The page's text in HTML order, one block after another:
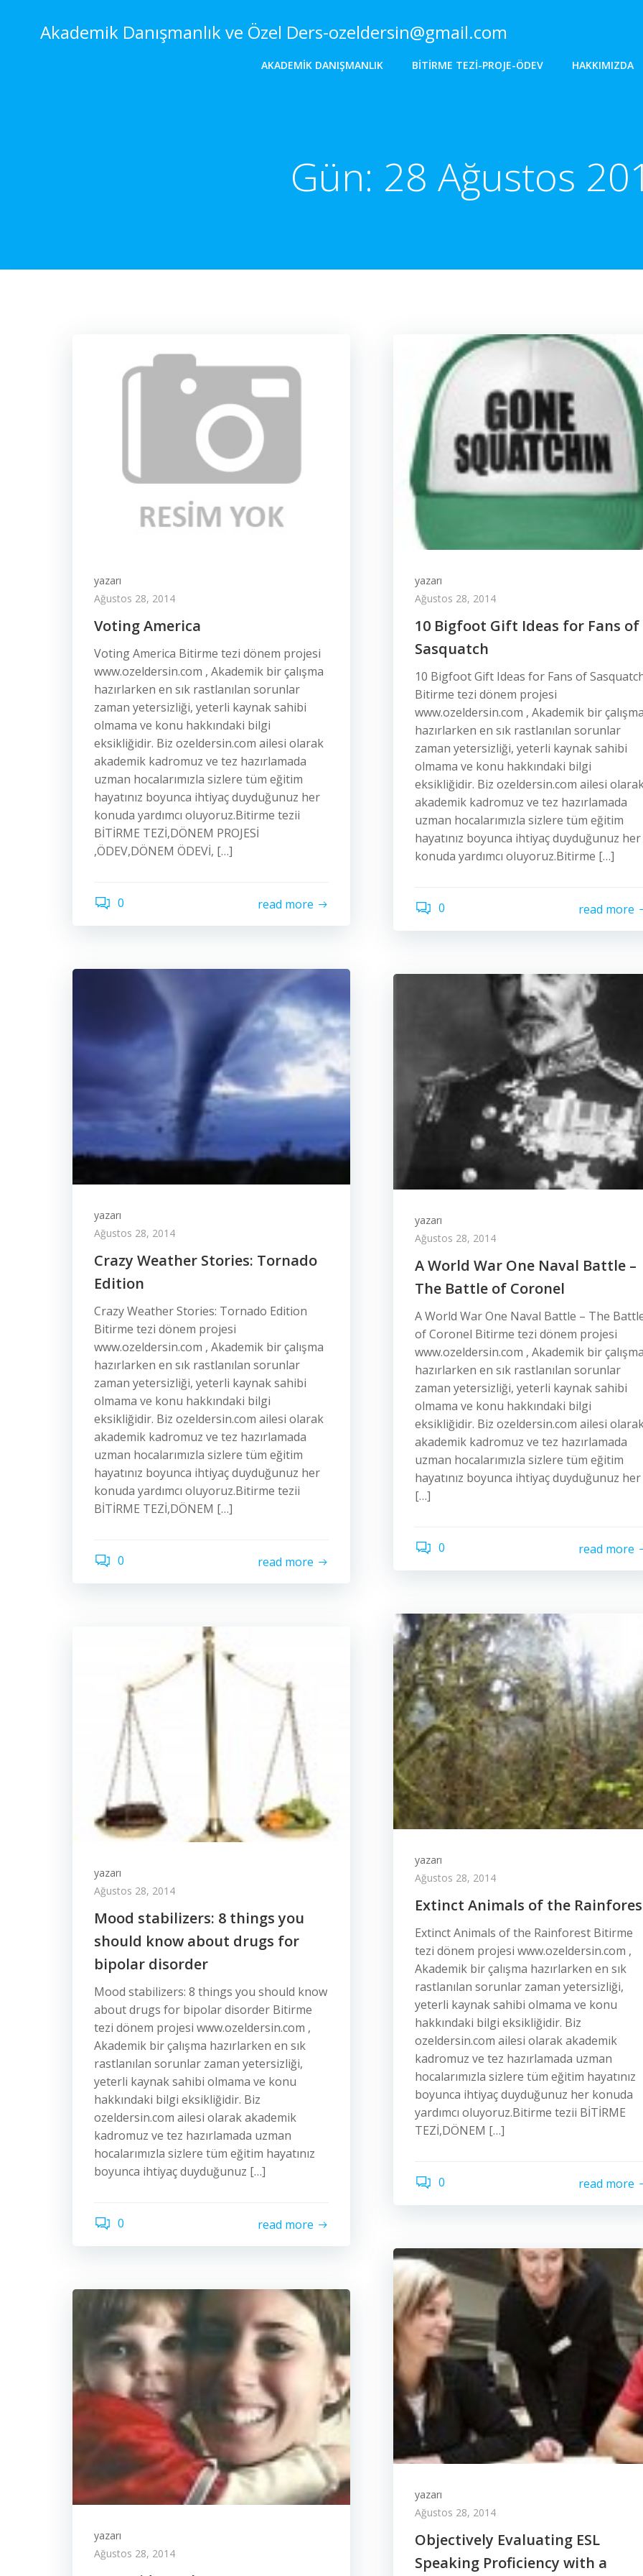
Akademik Danışmanlık ve Özel Ders-ozeldersin@gmail.com
AKADEMIK DANIŞMANLIK BITIRME TEZI-PROJE-ÖDEV HAKKIMIZDA
Gün: 28 Ağustos
yazarı
Ağustos 28, 2014
Voting America
Voting America Bitirme tezi dönem projesi
www.ozeldersin.com , Akademik bir çalışma
hazırlarken en sık rastlanılan sorunlar
zaman yetersizliği, yeterli kaynak sahibi
olmama ve konu hakkındaki bilgi
eksikliğidir. Biz ozeldersin.com ailesi olarak
akademik kadromuz ve tez hazırlamada
uzman hocalarımızla sizlere tüm eğitim
hayatınız boyunca ihtiyaç duyduğunuz her
konuda yardımcı oluyoruz.Bitirme tezii
BİTİRME TEZİ,DÖNEM PROJESİ
,ÖDEV,DÖNEM ÖDEVİ, […]
0 read more
yazarı
Ağustos 28, 2014
10 Bigfoot Gift Ideas for Fans of
Sasquatch
10 Bigfoot Gift Ideas for Fans of
Bitirme tezi dönem projesi
www.ozeldersin.com , Akademik bir
hazırlarken en sık rastlanılan sorunlar
zaman yetersizliği, yeterli kaynak sahibi
olmama ve konu hakkındaki bilgi
eksikliğidir. Biz ozeldersin.com ailesi
akademik kadromuz ve tez hazırlamada
uzman hocalarımızla sizlere tüm eğitim
hayatınız boyunca ihtiyaç duyduğunuz her
konuda yardımcı oluyoruz.Bitirme […]
0 read more
yazarı
Ağustos 28, 2014
Crazy Weather Stories: Tornado
Edition
Crazy Weather Stories: Tornado Edition
Bitirme tezi dönem projesi
www.ozeldersin.com , Akademik bir çalışma
hazırlarken en sık rastlanılan sorunlar
zaman yetersizliği, yeterli kaynak sahibi
olmama ve konu hakkındaki bilgi
eksikliğidir. Biz ozeldersin.com ailesi olarak
akademik kadromuz ve tez hazırlamada
uzman hocalarımızla sizlere tüm eğitim
hayatınız boyunca ihtiyaç duyduğunuz her
konuda yardımcı oluyoruz.Bitirme tezii
BİTİRME TEZİ,DÖNEM […]
0 read more
yazarı
Ağustos 28, 2014
A World War One Naval Battle –
The Battle of Coronel
A World War One Naval Battle – The
of Coronel Bitirme tezi dönem projesi
www.ozeldersin.com , Akademik bir
hazırlarken en sık rastlanılan sorunlar
zaman yetersizliği, yeterli kaynak sahibi
olmama ve konu hakkındaki bilgi
eksikliğidir. Biz ozeldersin.com ailesi
akademik kadromuz ve tez hazırlamada
uzman hocalarımızla sizlere tüm eğitim
hayatınız boyunca ihtiyaç duyduğunuz her
[…]
0 read more
yazarı
Ağustos 28, 2014
Extinct Animals of the
Extinct Animals of the Rainforest Bitirme
tezi dönem projesi www.ozeldersin.com ,
Akademik bir çalışma hazırlarken en sık
rastlanılan sorunlar zaman yetersizliği,
yeterli kaynak sahibi olmama ve konu
hakkındaki bilgi eksikliğidir. Biz
ozeldersin.com ailesi olarak akademik
kadromuz ve tez hazırlamada uzman
hocalarımızla sizlere tüm eğitim hayatınız
boyunca ihtiyaç duyduğunuz her konuda
yardımcı oluyoruz.Bitirme tezii BİTİRME
TEZİ,DÖNEM […]
0 read more
yazarı
Ağustos 28, 2014
Mood stabilizers: 8 things you
should know about drugs for
bipolar disorder
Mood stabilizers: 8 things you should know
about drugs for bipolar disorder Bitirme
tezi dönem projesi www.ozeldersin.com ,
Akademik bir çalışma hazırlarken en sık
rastlanılan sorunlar zaman yetersizliği,
yeterli kaynak sahibi olmama ve konu
hakkındaki bilgi eksikliğidir. Biz
ozeldersin.com ailesi olarak akademik
kadromuz ve tez hazırlamada uzman
hocalarımızla sizlere tüm eğitim hayatınız
boyunca ihtiyaç duyduğunuz […]
0 read more
yazarı
Ağustos 28, 2014
Objectively Evaluating ESL
Speaking Proficiency with a
yazarı
Ağustos 28, 2014